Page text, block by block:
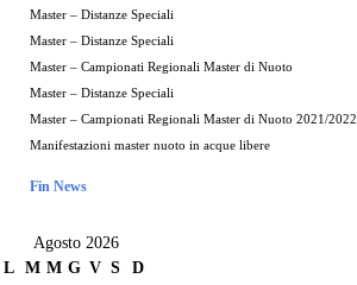
Master – Distanze Speciali
Master – Distanze Speciali
Master – Campionati Regionali Master di Nuoto
Master – Distanze Speciali
Master – Campionati Regionali Master di Nuoto 2021/2022
Manifestazioni master nuoto in acque libere
Fin News
Agosto 2026
L M M G V S
D